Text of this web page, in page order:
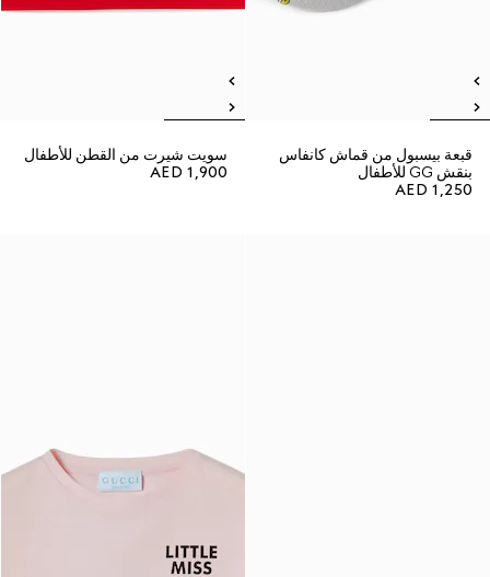
قبعة بيسبول من قماش كانفاس
بنقش GG للأطفال
AED 1,250
سويت شيرت من القطن للأطفال
AED 1,900